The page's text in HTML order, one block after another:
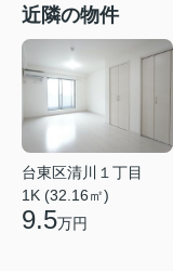
近隣の物件
台東区清川１丁目
1K (32.16㎡)
9.5万円